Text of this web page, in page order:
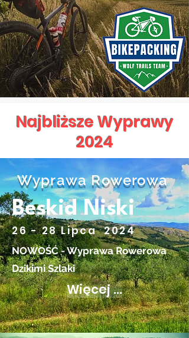
Najbliższe Wyprawy
2024
Wyprawa Rowerowa
Beskid Niski
26 - 28 Lipca 2024
NOWOŚĆ - Wyprawa Rowerowa
Dzikimi Szlaki
Więcej ...